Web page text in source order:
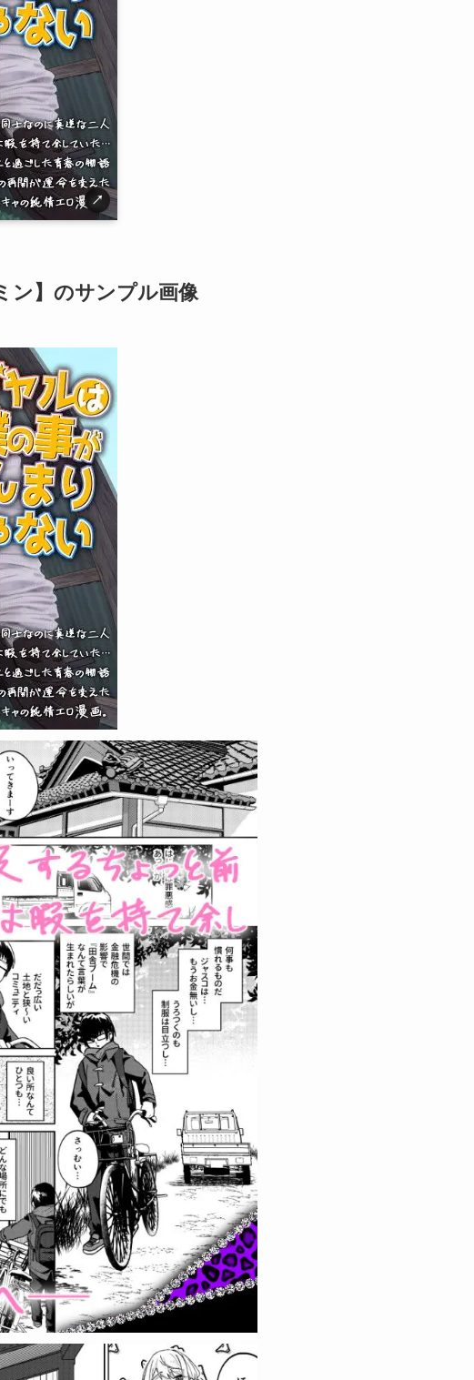
↗
ン】のサンプル画像